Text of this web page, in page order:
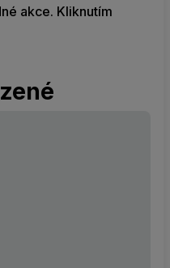
akce. Kliknutím